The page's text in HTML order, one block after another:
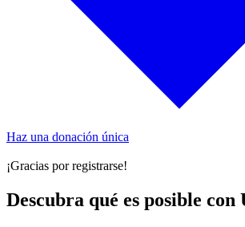
Haz una donación única
¡Gracias por registrarse!
Descubra qué es posible con